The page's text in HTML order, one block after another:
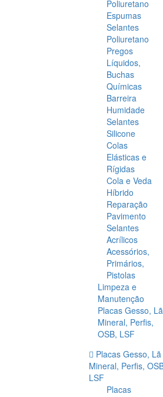
Poliuretano
Espumas
Selantes
Poliuretano
Pregos
Líquidos,
Buchas
Químicas
Barreira
Humidade
Selantes
Silicone
Colas
Elásticas e
Rígidas
Cola e Veda
Híbrido
Reparação
Pavimento
Selantes
Acrílicos
Acessórios,
Primários,
Pistolas
Limpeza e
Manutenção
Placas Gesso, Lã
Mineral, Perfis,
OSB, LSF
Placas Gesso, Lã
Mineral, Perfis,
LSF
Placas